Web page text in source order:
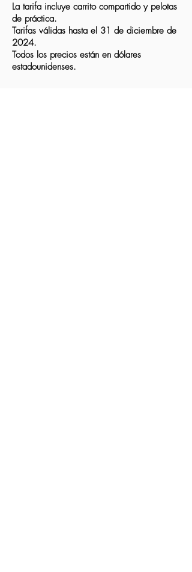
La tarifa incluye carrito compartido y pelotas
de práctica.
Tarifas válidas hasta el 31 de diciembre de
2024.
Todos los precios están en dólares
estadounidenses.